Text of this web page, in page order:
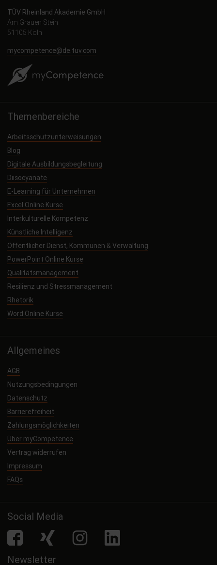
TÜV Rheinland Akademie GmbH
Am Grauen Stein
51105 Köln
mycompetence@de.tuv.com
Themenbereiche
Arbeitsschutzunterweisungen
Blog
Digitale Ausbildungsbegleitung
Diisocyanate
E-Learning für Unternehmen
Excel Online Kurse
Interkulturelle Kompetenz
Künstliche Intelligenz
Öffentlicher Dienst, Kommunen & Verwaltung
PowerPoint Online Kurse
Qualitätsmanagement
Resilienz und Stressmanagement
Rhetorik
Word Online Kurse
Allgemeines
AGB
Nutzungsbedingungen
Datenschutz
Barrierefreiheit
Zahlungsmöglichkeiten
Über myCompetence
Vertrag widerrufen
Impressum
FAQs
Social Media
facebook Xing Instagram LinkedIn
Newsletter